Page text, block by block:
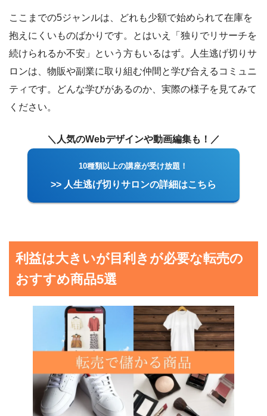
ここまでの5ジャンルは、どれも少額で始められて在庫を
抱えにくいものばかりです。とはいえ「独りでリサーチを
続けられるか不安」という方もいるはず。人生逃げ切りサ
ロンは、物販や副業に取り組む仲間と学び合えるコミュニ
ティです。どんな学びがあるのか、実際の様子を見てみて
ください。
＼人気のWebデザインや動画編集も！／
10種類以上の講座が受け放題！
>> 人生逃げ切りサロンの詳細はこちら
利益は大きいが目利きが必要な転売の
おすすめ商品5選